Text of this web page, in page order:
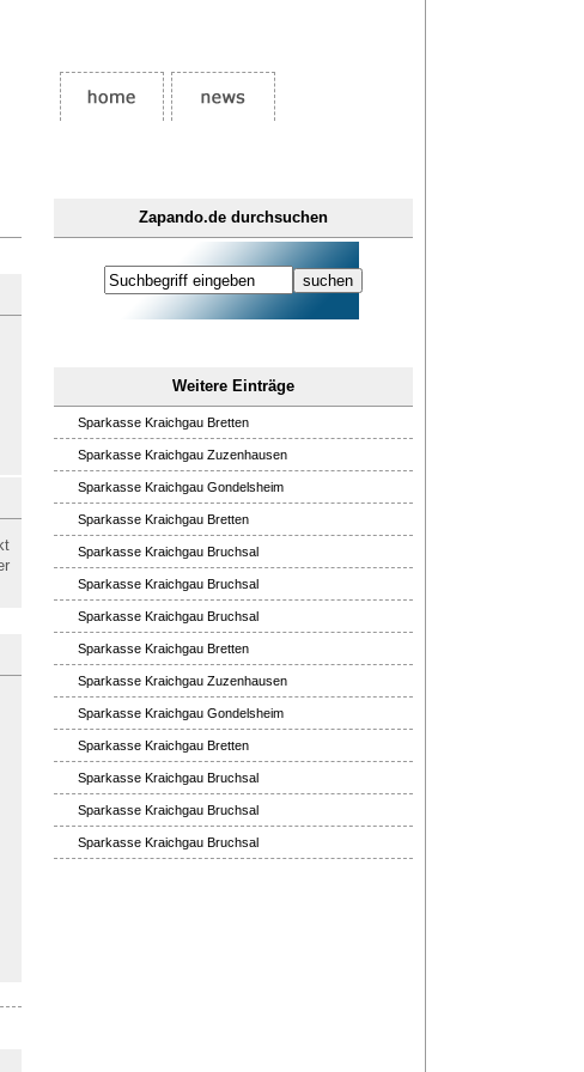
Zapando.de durchsuchen
Weitere Einträge
Sparkasse Kraichgau Bretten
Sparkasse Kraichgau Zuzenhausen
Sparkasse Kraichgau Gondelsheim
Sparkasse Kraichgau Bretten
Sparkasse Kraichgau Bruchsal
Sparkasse Kraichgau Bruchsal
Sparkasse Kraichgau Bruchsal
Sparkasse Kraichgau Bretten
Sparkasse Kraichgau Zuzenhausen
Sparkasse Kraichgau Gondelsheim
Sparkasse Kraichgau Bretten
Sparkasse Kraichgau Bruchsal
Sparkasse Kraichgau Bruchsal
Sparkasse Kraichgau Bruchsal